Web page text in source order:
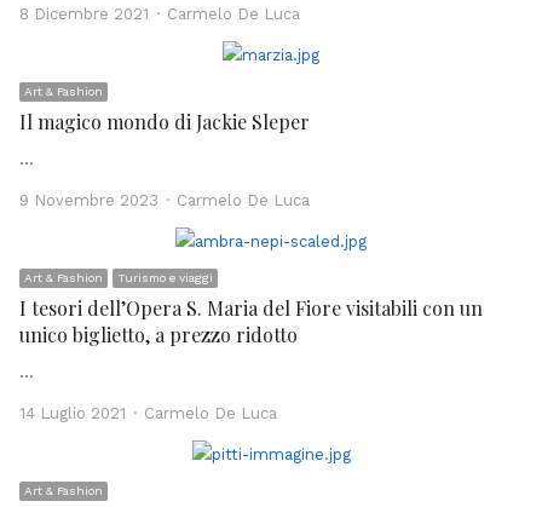
8 Dicembre 2021 Author
Carmelo De Luca
Art & Fashion
Il magico mondo di Jackie Sleper
…
9 Novembre 2023 Author
Carmelo De Luca
Art & Fashion Turismo e viaggi
I tesori dell’Opera S. Maria del Fiore visitabili con un
unico biglietto, a prezzo ridotto
…
14 Luglio 2021 Author
Carmelo De Luca
Art & Fashion